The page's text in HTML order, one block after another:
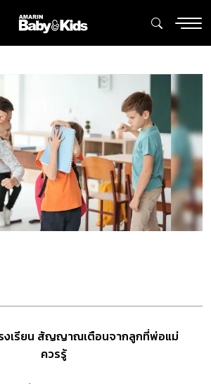
งเรียน สัญญาณเตือนจากลูกที่พ่อแม่
ควรรู้